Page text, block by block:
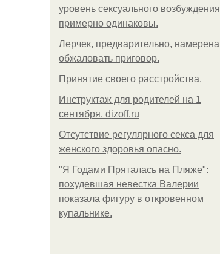
уровень сексуального возбуждения
примерно одинаковы.
Лерчек, предварительно, намерена
обжаловать приговор.
Принятие своего расстройства.
Инструктаж для родителей на 1
сентября. dizoff.ru
Отсутствие регулярного секса для
женского здоровья опасно.
"Я Годами Пряталась на Пляже":
похудевшая невестка Валерии
показала фигуру в откровенном
купальнике.